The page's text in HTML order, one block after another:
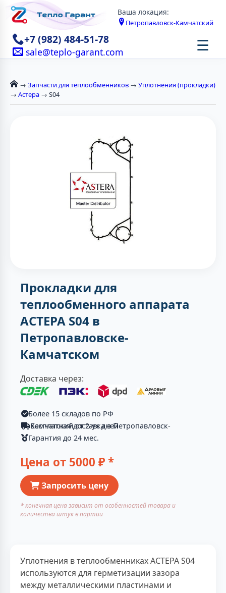
Ваша локация:
Петропавловск-Камчатский
+7 (982) 484-51-78
sale@teplo-garant.com ☰
→ Запчасти для теплообменников → Уплотнения (прокладки)
→ Астера → S04
Прокладки для
теплообменного аппарата
АСТЕРА S04 в
Петропавловске-
Камчатском
Доставка через:
Более 15 складов по РФ
Бесплатная доставка в Петропавловск-Камчатский от 2-ух дней
Гарантия до 24 мес.
Цена от 5000 ₽ *
Запросить цену
* конечная цена зависит от особенностей товара и
количества штук в партии
Уплотнения в теплообменниках АСТЕРА S04
используются для герметизации зазора
между металлическими пластинами и